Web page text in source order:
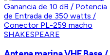
SHAKESPEARE